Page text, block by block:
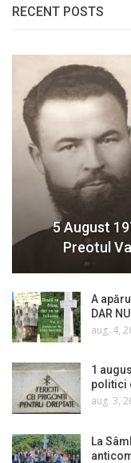
RECENT POSTS
5 August
Preotul
A
DAR
aug. 4,
1
politici
aug. 3,
La